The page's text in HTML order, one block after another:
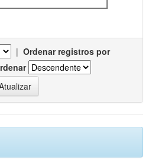
| Ordenar registros por